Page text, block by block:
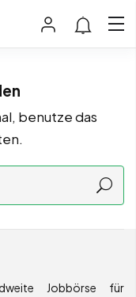
benutze das
Jobbörse für